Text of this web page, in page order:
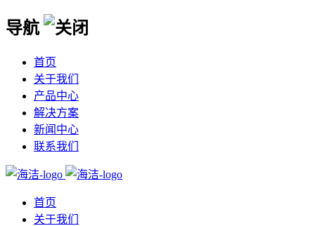
导航
首页
关于我们
产品中心
解决方案
新闻中心
联系我们
首页
关于我们